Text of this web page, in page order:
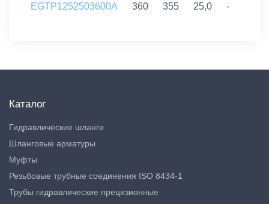
EGTP1252503600A 360 355 25,0 -
Каталог
Гидравлические шланги
Шланговые арматуры
Муфты
Резьбовые трубные соединения ISO 8434-1
Трубы гидравлические прецизионные